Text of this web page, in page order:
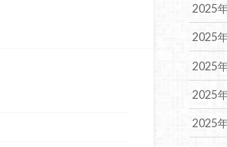
2025
2025
2025
2025
2025